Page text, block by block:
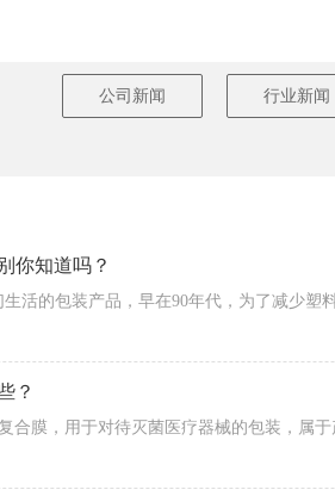
公司新闻 行业新闻
你知道吗？
？